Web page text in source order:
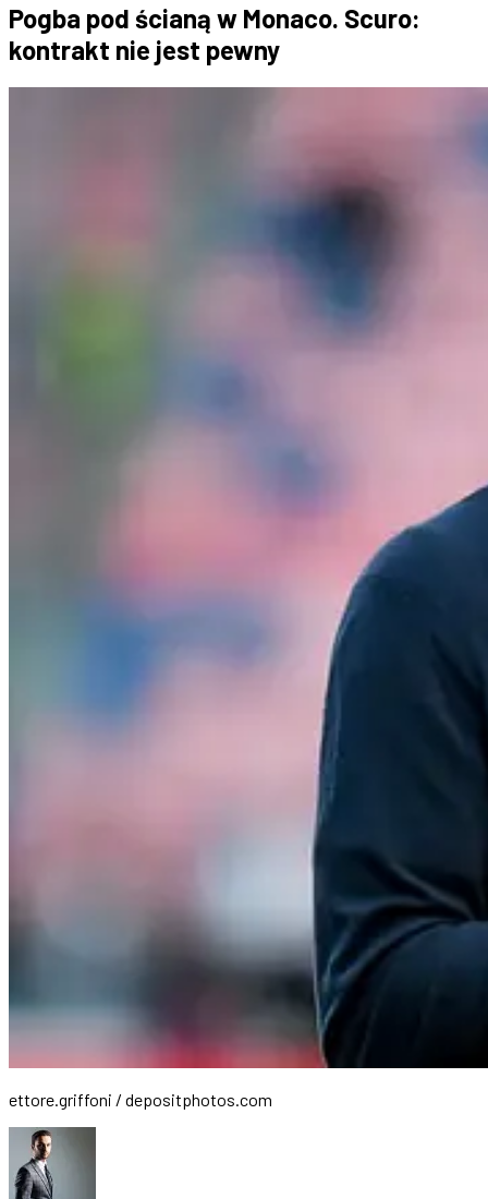
Pogba pod ścianą w Monaco. Scuro:
kontrakt nie jest pewny
ettore.griffoni / depositphotos.com